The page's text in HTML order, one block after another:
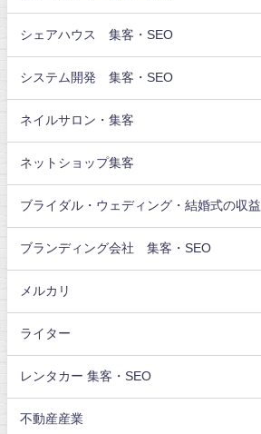
シェアハウス 集客・SEO
システム開発 集客・SEO
ネイルサロン・集客
ネットショップ集客
ブライダル・ウェディング・結婚式の収益
ブランディング会社 集客・SEO
メルカリ
ライター
レンタカー 集客・SEO
不動産産業